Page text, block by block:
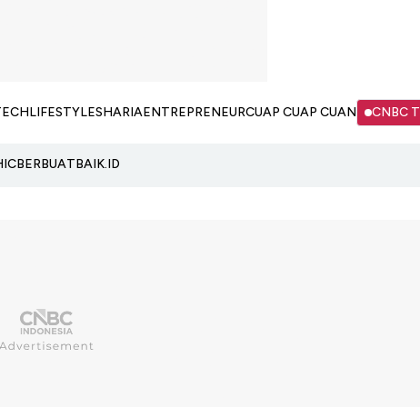
LIFESTYLESHARIAENTREPRENEURCUAP CUAP CUAN CNBC
BERBUATBAIK.ID